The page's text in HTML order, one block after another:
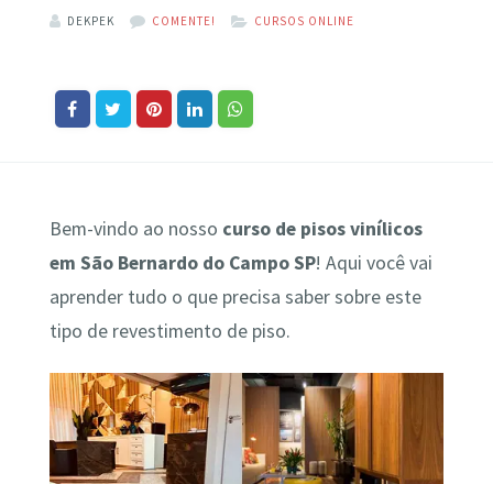
DEKPEK COMENTE! CURSOS ONLINE
Bem-vindo ao nosso curso de pisos vinílicos
em São Bernardo do Campo SP! Aqui você vai
aprender tudo o que precisa saber sobre este
tipo de revestimento de piso.